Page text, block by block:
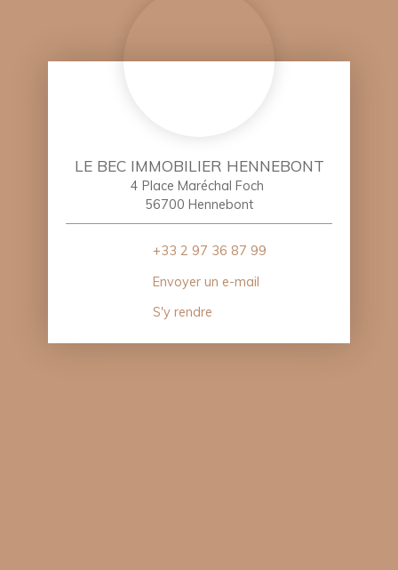
LE BEC IMMOBILIER HENNEBONT
4 Place Maréchal Foch
56700 Hennebont
+33 2 97 36 87 99
Envoyer un e-mail
S'y rendre